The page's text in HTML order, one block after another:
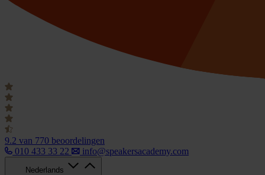
9.2 van 770 beoordelingen
010 433 33 22
info@speakersacademy.com
Nederlands